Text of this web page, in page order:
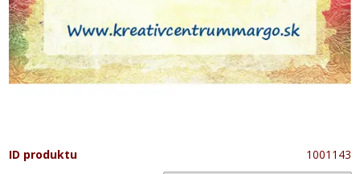
ID produktu 1001143